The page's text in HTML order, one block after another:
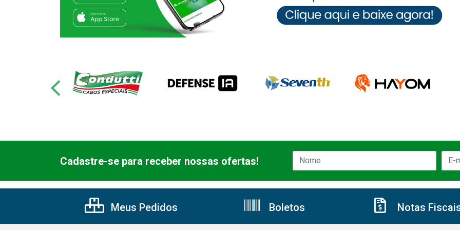
Cadastre-se para receber nossas ofertas!
Meus Pedidos Boletos Notas